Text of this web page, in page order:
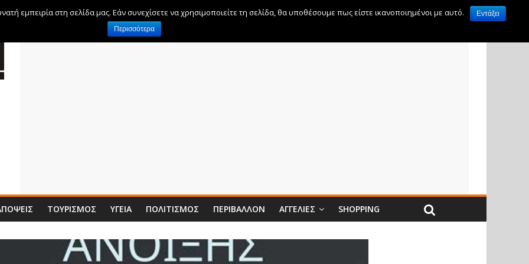
ΤΟΥΡΙΣΜΌΣ ΥΓΕΊΑ ΠΟΛΙΤΙΣΜΌΣ ΠΕΡΙΒΆΛΛΟΝ ΑΓΓΕΛΊΕΣ SHOPPING
εμπειρία στη σελίδα μας. Εάν συνεχίσετε να χρησιμοποιείτε τη σελίδα, θα υποθέσουμε πως είστε ικανοποιημένοι με αυτό.
Εντάξει
Περισσότερα